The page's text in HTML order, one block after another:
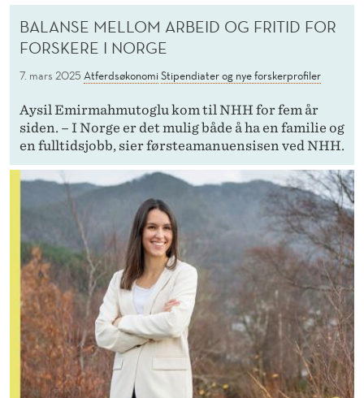
BALANSE MELLOM ARBEID OG FRITID FOR
FORSKERE I NORGE
7. mars 2025 Atferdsøkonomi Stipendiater og nye forskerprofiler
Aysil Emirmahmutoglu kom til NHH for fem år
siden. – I Norge er det mulig både å ha en familie og
en fulltidsjobb, sier førsteamanuensisen ved NHH.